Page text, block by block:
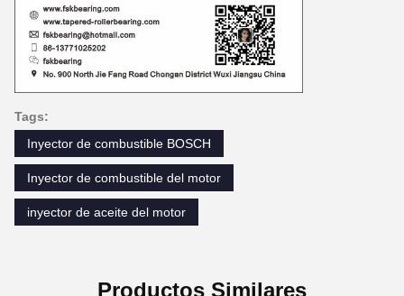
Tags:
Inyector de combustible BOSCH
Inyector de combustible del motor
inyector de aceite del motor
Productos Similares